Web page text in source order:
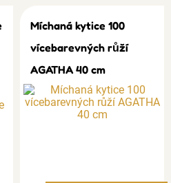
Míchaná kytice 100
vícebarevných růží
AGATHA 40 cm